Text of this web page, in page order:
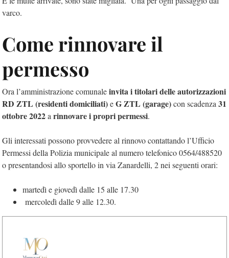
varco.
Come rinnovare il
permesso
Ora l’amministrazione comunaleinvita i titolari delle autorizzazioni
RD ZTL (residenti domiciliati)eG ZTL (garage)con scadenza 31
ottobre 2022a rinnovare i propri permessi.
Gli interessati possono provvedere al rinnovo contattando l’Ufficio
Permessi della Polizia municipale al numero telefonico 0564/488520
o presentandosi allo sportello in via Zanardelli, 2 nei seguenti orari:
martedì e giovedì dalle 15 alle 17.30
mercoledì dalle 9 alle 12.30.